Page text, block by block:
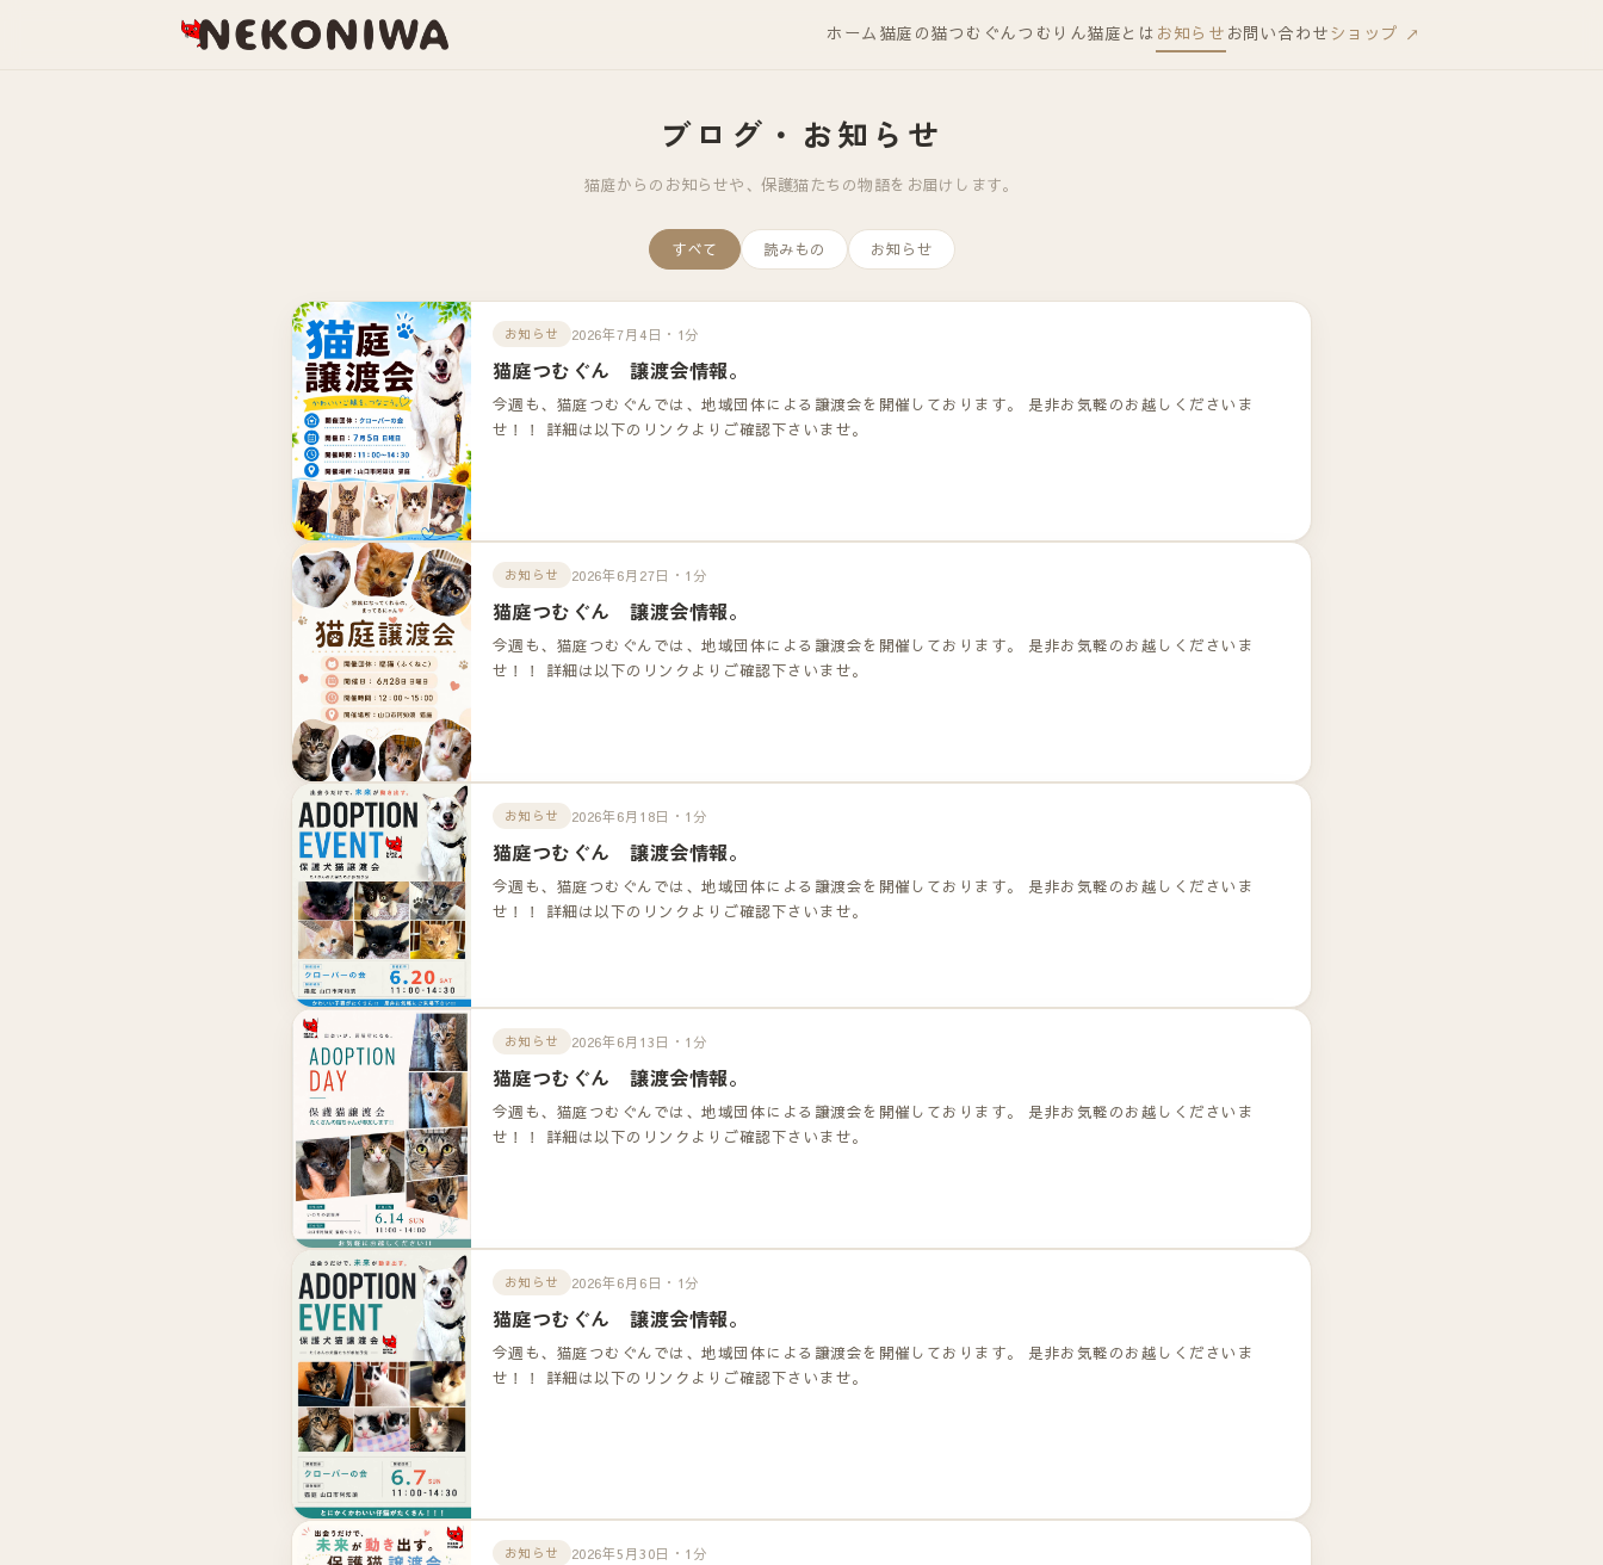
ホーム 猫庭の猫つむぐんつむりん猫庭とは お知らせ お問い合わせショップ ↗
ブログ・お知らせ
猫庭からのお知らせや、保護猫たちの物語をお届けします。
すべて 読みもの お知らせ
お知らせ 2026年7月4日・1分
猫庭つむぐん 譲渡会情報。
今週も、猫庭つむぐんでは、地域団体による譲渡会を開催しております。 是非お気軽のお越しくださいま
せ！！ 詳細は以下のリンクよりご確認下さいませ。
お知らせ 2026年6月27日・1分
猫庭つむぐん 譲渡会情報。
今週も、猫庭つむぐんでは、地域団体による譲渡会を開催しております。 是非お気軽のお越しくださいま
せ！！ 詳細は以下のリンクよりご確認下さいませ。
お知らせ 2026年6月18日・1分
猫庭つむぐん 譲渡会情報。
今週も、猫庭つむぐんでは、地域団体による譲渡会を開催しております。 是非お気軽のお越しくださいま
せ！！ 詳細は以下のリンクよりご確認下さいませ。
お知らせ 2026年6月13日・1分
猫庭つむぐん 譲渡会情報。
今週も、猫庭つむぐんでは、地域団体による譲渡会を開催しております。 是非お気軽のお越しくださいま
せ！！ 詳細は以下のリンクよりご確認下さいませ。
お知らせ 2026年6月6日・1分
猫庭つむぐん 譲渡会情報。
今週も、猫庭つむぐんでは、地域団体による譲渡会を開催しております。 是非お気軽のお越しくださいま
せ！！ 詳細は以下のリンクよりご確認下さいませ。
お知らせ 2026年5月30日・1分